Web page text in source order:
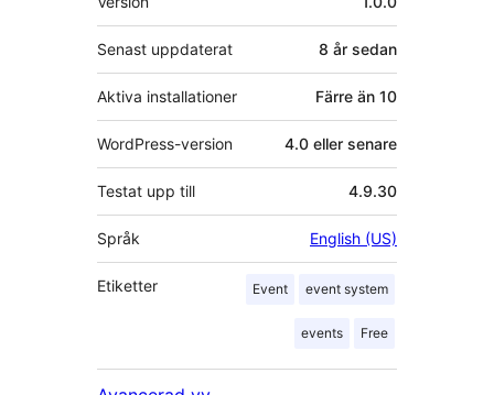
Senast uppdaterat 8 år sedan
Aktiva installationer Färre än 10
WordPress-version 4.0 eller senare
Testat upp till 4.9.30
Språk English (US)
Etiketter Event event system
events Free